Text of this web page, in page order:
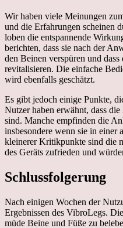
Wir haben viele Meinungen
und die Erfahrungen scheinen
loben die entspannende
berichten, dass sie nach der
den Beinen verspüren und
revitalisieren. Die einfache
wird ebenfalls geschätzt.
Es gibt jedoch einige Punkte,
Nutzer haben erwähnt, dass
sind. Manche empfinden die
insbesondere wenn sie in einer
kleinerer Kritikpunkte sind die
des Geräts zufrieden und
Schlussfolgerung
Nach einigen Wochen der
Ergebnissen des VibroLegs.
müde Beine und Füße zu